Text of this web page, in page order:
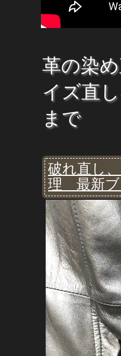
革の染
イズ直
まで
破れ直し
理 最新ブ